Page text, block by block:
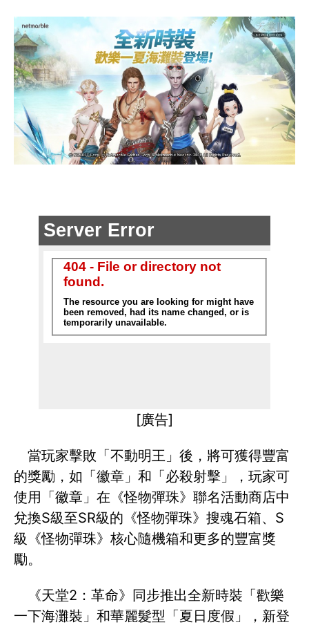
[廣告]
當玩家擊敗「不動明王」後，將可獲得豐富
的獎勵，如「徽章」和「必殺射擊」，玩家可
使用「徽章」在《怪物彈珠》聯名活動商店中
兌換S級至SR級的《怪物彈珠》搜魂石箱、S
級《怪物彈珠》核心隨機箱和更多的豐富獎
勵。
《天堂2：革命》同步推出全新時裝「歡樂
一下海灘裝」和華麗髮型「夏日度假」，新登